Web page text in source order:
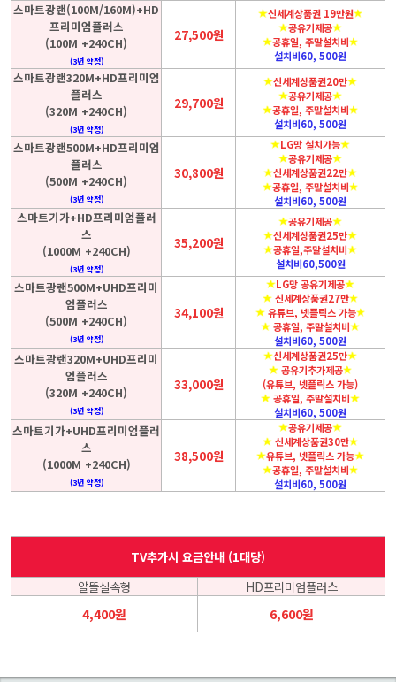
스마트광랜(100M/160M)+HD
프리미엄플러스
(100M +240CH)
(3년 약정)
27,500원
신세계상품권 19만원
공유기제공
공휴일, 주말설치비
설치비60, 500원
스마트광랜320M+HD프리미엄
플러스
(320M +240CH)
(3년 약정)
29,700원
신세계상품권20만
공유기제공
공휴일, 주말설치비
설치비60, 500원
스마트광랜500M+HD프리미엄
플러스
(500M +240CH)
(3년 약정)
30,800원
LG망 설치가능
공유기제공
신세계상품권22만
공휴일, 주말설치비
설치비60, 500원
스마트기가+HD프리미엄플러
스
(1000M +240CH)
(3년 약정)
35,200원
공유기제공
신세계상품권25만
공휴일,주말설치비
설치비60,500원
스마트광랜500M+UHD프리미
엄플러스
(500M +240CH)
(3년 약정)
34,100원
LG망 공유기제공
신세계상품권27만
유튜브, 넷플릭스 가능
공휴일, 주말설치비
설치비60, 500원
스마트광랜320M+UHD프리미
엄플러스
(320M +240CH)
(3년 약정)
33,000원
신세계상품권25만
공유기추가제공
(유튜브, 넷플릭스 가능)
공휴일, 주말설치비
설치비60, 500원
스마트기가+UHD프리미엄플러
스
(1000M +240CH)
(3년 약정)
38,500원
공유기제공
신세계상품권30만
유튜브, 넷플릭스 가능
공휴일, 주말설치비
설치비60, 500원
TV추가시 요금안내 (1대당)
알뜰실속형
HD프리미엄플러스
4,400원 6,600원